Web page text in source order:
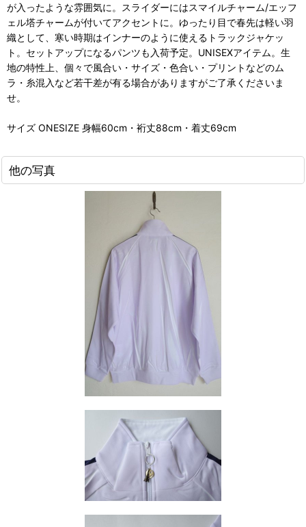
が入ったような雰囲気に。スライダーにはスマイルチャーム/エッフ
ェル塔チャームが付いてアクセントに。ゆったり目で春先は軽い羽
織として、寒い時期はインナーのように使えるトラックジャケッ
ト。セットアップになるパンツも入荷予定。UNISEXアイテム。生
地の特性上、個々で風合い・サイズ・色合い・プリントなどのム
ラ・糸混入など若干差が有る場合がありますがご了承くださいま
せ。
サイズ ONESIZE 身幅60cm・裄丈88cm・着丈69cm
他の写真